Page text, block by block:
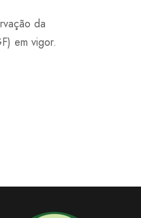
da
em vigor.